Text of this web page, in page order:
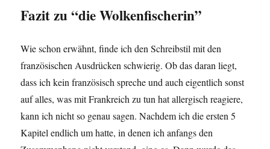
Fazit zu “die Wolkenfischerin”
Wie schon erwähnt, finde ich den Schreibstil mit den
französischen Ausdrücken schwierig. Ob das daran liegt,
dass ich kein französisch spreche und auch eigentlich sonst
auf alles, was mit Frankreich zu tun hat allergisch reagiere,
kann ich nicht so genau sagen. Nachdem ich die ersten 5
Kapitel endlich um hatte, in denen ich anfangs den